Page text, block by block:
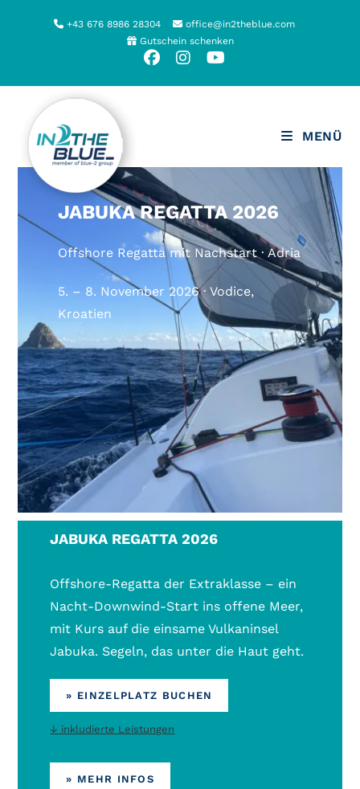
+43 676 8986 28304
office@in2theblue.com
Gutschein schenken
MENÜ
JABUKA REGATTA 2026
Offshore Regatta mit Nachstart · Adria
5. – 8. November 2026 · Vodice,
Kroatien
JABUKA REGATTA 2026
Offshore-Regatta der Extraklasse – ein
Nacht-Downwind-Start ins offene Meer,
mit Kurs auf die einsame Vulkaninsel
Jabuka. Segeln, das unter die Haut geht.
» EINZELPLATZ BUCHEN
↓ inkludierte Leistungen
» MEHR INFOS